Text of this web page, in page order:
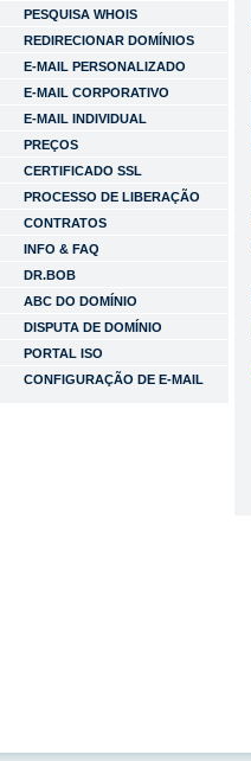
PESQUISA WHOIS
REDIRECIONAR DOMÍNIOS
E-MAIL PERSONALIZADO
E-MAIL CORPORATIVO
E-MAIL INDIVIDUAL
PREÇOS
CERTIFICADO SSL
PROCESSO DE LIBERAÇÃO
CONTRATOS
INFO & FAQ
DR.BOB
ABC DO DOMÍNIO
DISPUTA DE DOMÍNIO
PORTAL ISO
CONFIGURAÇÃO DE E-MAIL